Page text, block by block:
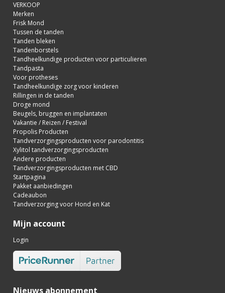
VERKOOP
Merken
Frisk Mond
Tussen de tanden
Tanden bleken
Tandenborstels
Tandheelkundige producten voor particulieren
Tandpasta
Voor protheses
Tandheelkundige zorg voor kinderen
Rillingen in de tanden
Droge mond
Beugels, bruggen en implantaten
Vakantie / Reizen / Festival
Propolis Producten
Tandverzorgingsproducten voor parodontitis
Xylitol tandverzorgingsproducten
Andere producten
Tandverzorgingsproducten met CBD
Startpagina
Pakket aanbiedingen
Cadeaubon
Tandverzorging voor Hond en Kat
Mijn account
Login
Nieuws abonnement